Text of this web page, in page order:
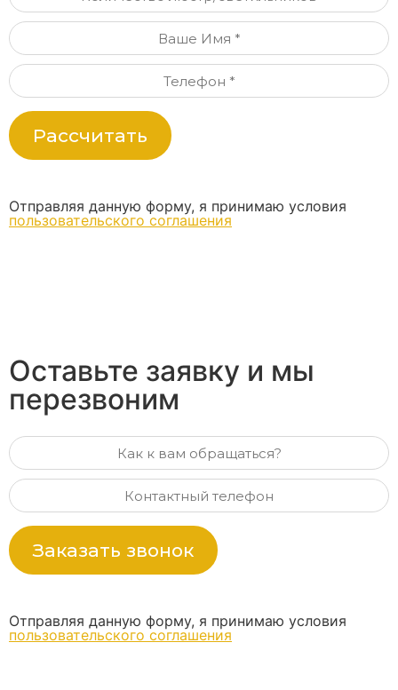
Рассчитать
Отправляя данную форму, я принимаю условия
пользовательского соглашения
Оставьте заявку и мы
перезвоним
Заказать звонок
Отправляя данную форму, я принимаю условия
пользовательского соглашения